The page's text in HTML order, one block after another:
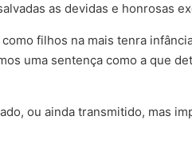
as devidas e honrosas
filhos na mais tenra
uma sentença como a que
ou ainda transmitido, mas